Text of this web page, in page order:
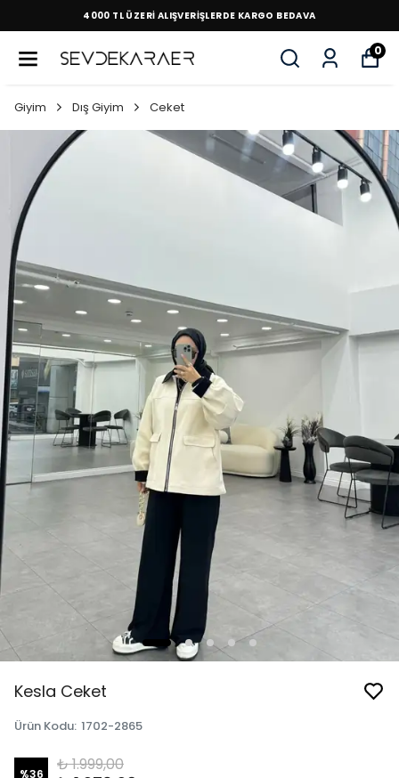
4000 TL ÜZERİ ALIŞVERİŞLERDE KARGO BEDAVA
0
Giyim Dış Giyim Ceket
Kesla Ceket
Ürün Kodu: 1702-2865
%36 ₺ 1.999,00